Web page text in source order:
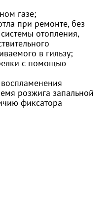
газе;
при ремонте, без
отопления,
в гильзу;
с помощью
розжига запальной
фиксатора